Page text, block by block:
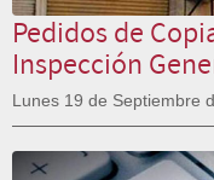
Pedidos de
Inspección
Lunes 19 de Septiembre